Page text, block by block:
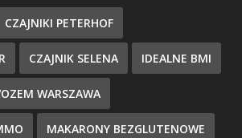
CZAJNIKI PETERHOF
CZAJNIK SELENA IDEALNE BMI
WARSZAWA
MAKARONY BEZGLUTENOWE